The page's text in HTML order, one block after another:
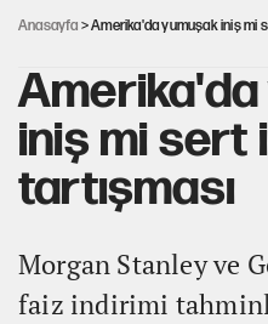
Anasayfa > Amerika'da yumuşak iniş mi
iniş mi sert
tartışması
Morgan Stanley ve
faiz indirimi